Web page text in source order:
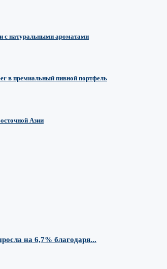
с натуральными ароматами
в премиальный пивной портфель
Азии
на 6,7% благодаря...